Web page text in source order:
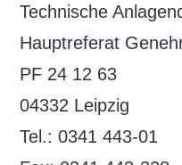
Technische
Hauptreferat
PF 24 12 63
04332 Leipzig
Tel.: 0341 443-01